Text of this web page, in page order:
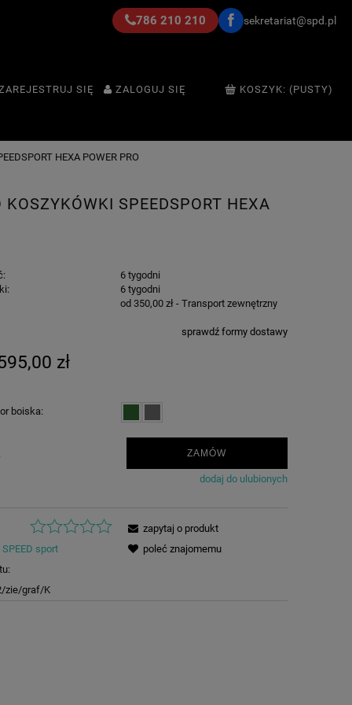
786 210 210 sekretariat@spd.pl
SIĘ ZALOGUJ SIĘ KOSZYK: (PUSTY)
HEXA POWER PRO
SPEEDSPORT HEXA
6 tygodni
6 tygodni
od 350,00 zł - Transport zewnętrzny
sprawdź formy dostawy
zł
boiska:
ZAMÓW
dodaj do ulubionych
SPEED sport
zie/graf/K
zapytaj o produkt
poleć znajomemu